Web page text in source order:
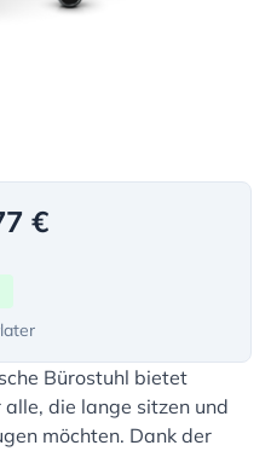
€
Bürostuhl bietet
die lange sitzen und
möchten. Dank der